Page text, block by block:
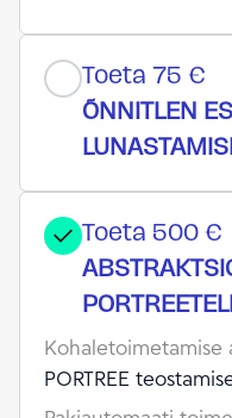
Toeta 75 €
ÕNNITLEN
Toeta 500 €
Kohaletoimetamise
PORTREE